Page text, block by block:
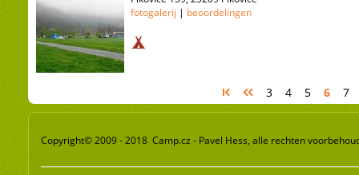
fotogalerij | beoordelingen
3 4 5 6 7
Copyright© 2009 - 2018 Camp.cz - Pavel Hess, alle rechten